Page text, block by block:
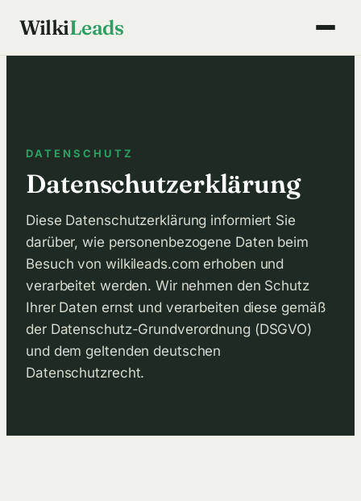
Inhalt
WilkiLeads
DATENSCHUTZ
Datenschutzerklärung
Diese Datenschutzerklärung informiert Sie
darüber, wie personenbezogene Daten beim
Besuch von wilkileads.com erhoben und
verarbeitet werden. Wir nehmen den Schutz
Ihrer Daten ernst und verarbeiten diese gemäß
der Datenschutz-Grundverordnung (DSGVO)
und dem geltenden deutschen
Datenschutzrecht.